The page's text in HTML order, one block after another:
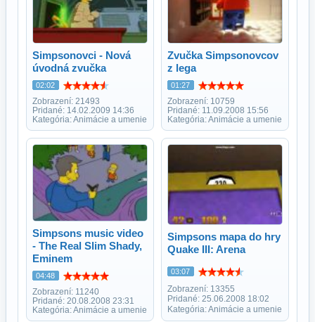
Simpsonovci - Nová
úvodná zvučka
02:02
Zobrazení: 21493
Pridané: 14.02.2009 14:36
Kategória: Animácie a umenie
Zvučka Simpsonovcov
z lega
01:27
Zobrazení: 10759
Pridané: 11.09.2008 15:56
Kategória: Animácie a umenie
Simpsons music video
- The Real Slim Shady,
Eminem
04:48
Zobrazení: 11240
Pridané: 20.08.2008 23:31
Kategória: Animácie a umenie
Simpsons mapa do hry
Quake III: Arena
03:07
Zobrazení: 13355
Pridané: 25.06.2008 18:02
Kategória: Animácie a umenie